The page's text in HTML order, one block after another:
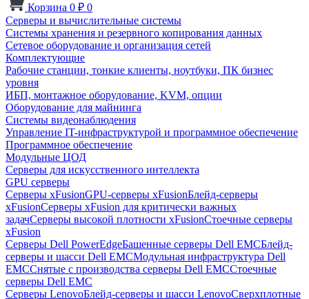
Корзина 0 ₽ 0
Серверы и вычислительные системы
Системы хранения и резервного копирования данных
Сетевое оборудование и организация сетей
Комплектующие
Рабочие станции, тонкие клиенты, ноутбуки, ПК бизнес
уровня
ИБП, монтажное оборудование, KVM, опции
Оборудование для майнинга
Системы видеонаблюдения
Управление IT-инфраструктурой и программное обеспечение
Программное обеспечение
Модульные ЦОД
Серверы для искусственного интеллекта
GPU серверы
Серверы xFusionGPU-серверы xFusionБлейд-серверы
xFusionСерверы xFusion для критически важных
задачСерверы высокой плотности xFusionСтоечные серверы
xFusion
Серверы Dell PowerEdgeБашенные серверы Dell EMCБлейд-
серверы и шасси Dell EMCМодульная инфраструктура Dell
EMCСнятые с производства серверы Dell EMCСтоечные
серверы Dell EMC
Серверы LenovoБлейд-серверы и шасси LenovoСверхплотные